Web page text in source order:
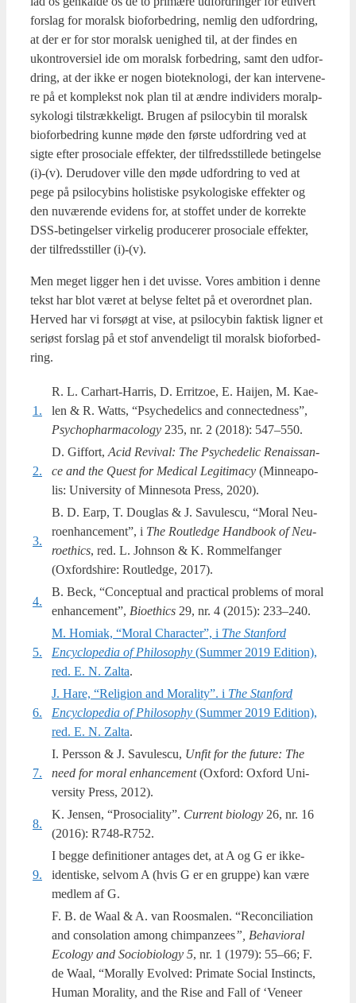
for­slag for moralsk bio­for­bed­ring, nem­lig den udfor­dring,
at der er for stor moralsk uenig­hed til, at der fin­des en
ukon­tro­ver­si­el ide om moralsk for­bed­ring, samt den udfor­
dring, at der ikke er nogen bio­tek­no­lo­gi, der kan inter­ve­ne­
re på et kom­plekst nok plan til at ændre indi­vi­ders moralp­
sy­ko­lo­gi til­stræk­ke­ligt. Bru­gen af psi­lo­cy­bin til moralsk
bio­for­bed­ring kun­ne møde den før­ste udfor­dring ved at
sig­te efter pro­so­ci­a­le effek­ter, der til­freds­stil­le­de betin­gel­se
(i)-(v). Der­u­d­over vil­le den møde udfor­dring to ved at
pege på psi­lo­cy­bins holi­sti­ske psy­ko­lo­gi­ske effek­ter og
den nuvæ­ren­de evi­dens for, at stof­fet under de kor­rek­te
DSS-betin­gel­ser vir­ke­lig pro­du­ce­rer pro­so­ci­a­le effek­ter,
der til­freds­stil­ler (i)-(v).
Men meget lig­ger hen i det uvis­se. Vores ambi­tion i den­ne
tekst har blot været at bely­se fel­tet på et over­ord­net plan.
Her­ved har vi for­søgt at vise, at psi­lo­cy­bin fak­tisk lig­ner et
seri­øst for­slag på et stof anven­de­ligt til moralsk bio­for­bed­
ring.
1.
R. L. Car­hart-Har­ris, D. Erritzoe, E. Hai­j­en, M. Kae­
len & R. Watts, “Psy­che­de­li­cs and con­nected­ness”,
Psy­chop­har­ma­co­lo­gy 235, nr. 2 (2018): 547–550.
2.
D. Gif­fort, Acid Revi­val: The Psy­che­de­lic Renais­san­
ce and the Quest for Medi­cal Legi­ti­ma­cy (Min­ne­a­po­
lis: Uni­ver­si­ty of Min­neso­ta Press, 2020).
3.
B. D. Earp, T. Doug­las & J. Savu­lescu, “Moral Neu­
ro­en­han­ce­ment”, i The Rout­led­ge Hand­book of Neu­
ro­et­hi­cs, red. L. John­son & K. Rom­mel­fan­ger
(Oxford­s­hi­re: Rout­led­ge, 2017).
4.
B. Beck, “Con­cep­tu­al and pra­cti­cal pro­blems of moral
enhan­ce­ment”, Bio­et­hi­cs 29, nr. 4 (2015): 233–240.
5.
M. Homi­ak, “Moral Cha­ra­cter”, i The Stan­ford
Encycl­ope­dia of Phi­los­op­hy (Sum­mer 2019 Edi­tion),
red. E. N. Zal­ta.
6.
J. Hare, “Reli­gion and Mora­li­ty”. i The Stan­ford
Encycl­ope­dia of Phi­los­op­hy (Sum­mer 2019 Edi­tion),
red. E. N. Zal­ta.
7.
I. Per­s­son & J. Savu­lescu, Unfit for the futu­re: The
need for moral enhan­ce­ment(Oxford: Oxford Uni­
ver­si­ty Press, 2012).
8.
K. Jen­sen, “Pro­so­ci­a­li­ty”. Cur­rent bio­lo­gy 26, nr. 16
(2016): R748-R752.
9.
I beg­ge defi­ni­tio­ner anta­ges det, at A og G er ikke-
iden­ti­ske, selv­om A (hvis G er en grup­pe) kan være
med­lem af G.
F. B. de Waal & A. van Roos­ma­len. “Recon­ci­li­a­tion
and con­so­la­tion among chim­pan­ze­es”, Behavi­o­ral
Eco­lo­gy and Socio­bi­o­lo­gy 5, nr. 1 (1979): 55–66; F.
de Waal, “Moral­ly Evol­ved: Pri­ma­te Soci­al Instin­cts,
Human Mora­li­ty, and the Rise and Fall of ‘Vene­er